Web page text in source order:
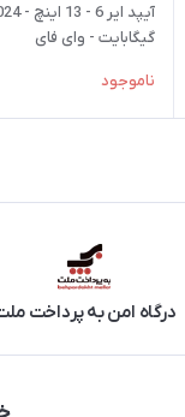
گیگابایت - وای فای
ناموجود
درگاه امن به پرداخت